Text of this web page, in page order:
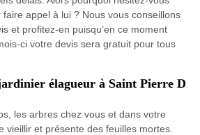
appel à lui ? Nous vous conseillons
et profitez-en puisqu’en ce moment
ci votre devis sera gratuit pour tous
élagueur à Saint Pierre D
les arbres chez vous et dans votre
vieillir et présente des feuilles mortes.